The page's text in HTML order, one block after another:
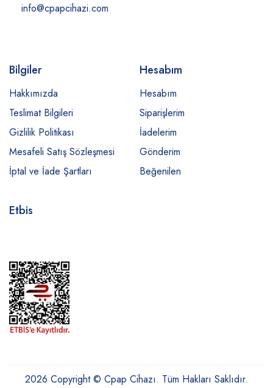
info@cpapcihazi.com
Bilgiler
Hakkımızda
Teslimat Bilgileri
Gizlilik Politikası
Mesafeli Satış Sözleşmesi
İptal ve İade Şartları
Hesabım
Hesabım
Siparişlerim
İadelerim
Gönderim
Beğenilen
Etbis
2026 Copyright © Cpap Cihazı. Tüm Hakları Saklıdır.